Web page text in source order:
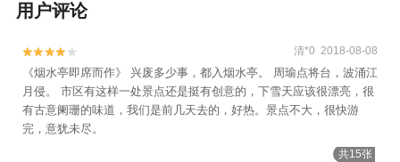
+锦绣谷-观妙亭+庐山-七彩瀑布+天下第六泉+香
悬索桥+三叠泉-观景台+秀峰索道+庐山宋美龄别
墅2日游
用户评论

 清*0 2018-08-08
《烟水亭即席而作》 兴废多少事，都入烟水亭。 周瑜点将台，波涌江
月侵。 市区有这样一处景点还是挺有创意的，下雪天应该很漂亮，很
有古意阑珊的味道，我们是前几天去的，好热。景点不大，很快游
完，意犹未尽。
共15张